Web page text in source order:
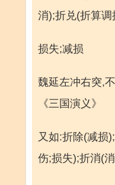
消);折兑(折算
损失;减损
魏延左冲右突,
《三国演义》
又如:折除(减损
伤;损失);折消(